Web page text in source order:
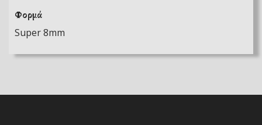
Φορμά
Super 8mm